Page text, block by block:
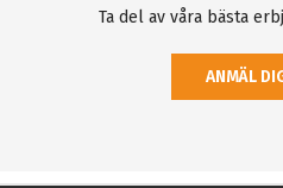
Ta del av våra bästa
ANMÄL